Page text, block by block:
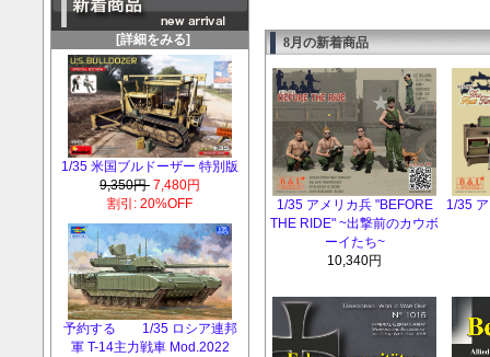
[詳細をみる]
1/35 米国ブルドーザー 特別版
9,350円 7,480円
割引: 20%OFF
予約する 1/35 ロシア連邦
軍 T-14主力戦車 Mod.2022
8月の新着商品
1/35 アメリカ兵 "BEFORE
THE RIDE" ~出撃前のカウボ
ーイたち~
10,340円
1/35